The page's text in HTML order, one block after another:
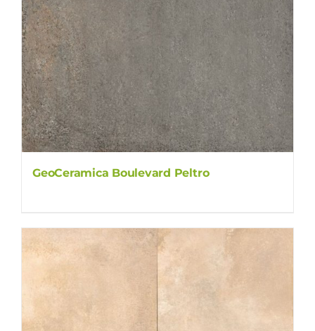
GeoCeramica Boulevard Peltro